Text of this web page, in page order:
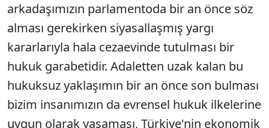
arkadaşımızın parlamentoda bir an önce söz
alması gerekirken siyasallaşmış yargı
kararlarıyla hala cezaevinde tutulması bir
hukuk garabetidir. Adaletten uzak kalan bu
hukuksuz yaklaşımın bir an önce son bulması
bizim insanımızın da evrensel hukuk ilkelerine
uygun olarak yaşaması, Türkiye'nin ekonomik